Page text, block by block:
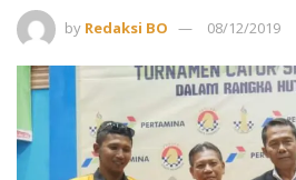
by Redaksi BO 08/12/2019